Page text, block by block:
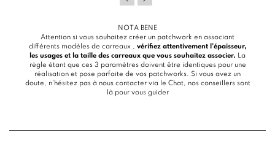
NOTA BENE
Attention si vous souhaitez créer un patchwork en associant
différents modèles de carreaux , vérifiez attentivement l’épaisseur,
les usages et la taille des carreaux que vous souhaitez associer. La
règle étant que ces 3 paramètres doivent être identiques pour une
réalisation et pose parfaite de vos patchworks. Si vous avez un
doute, n’hésitez pas à nous contacter via le Chat, nos conseillers sont
là pour vous guider